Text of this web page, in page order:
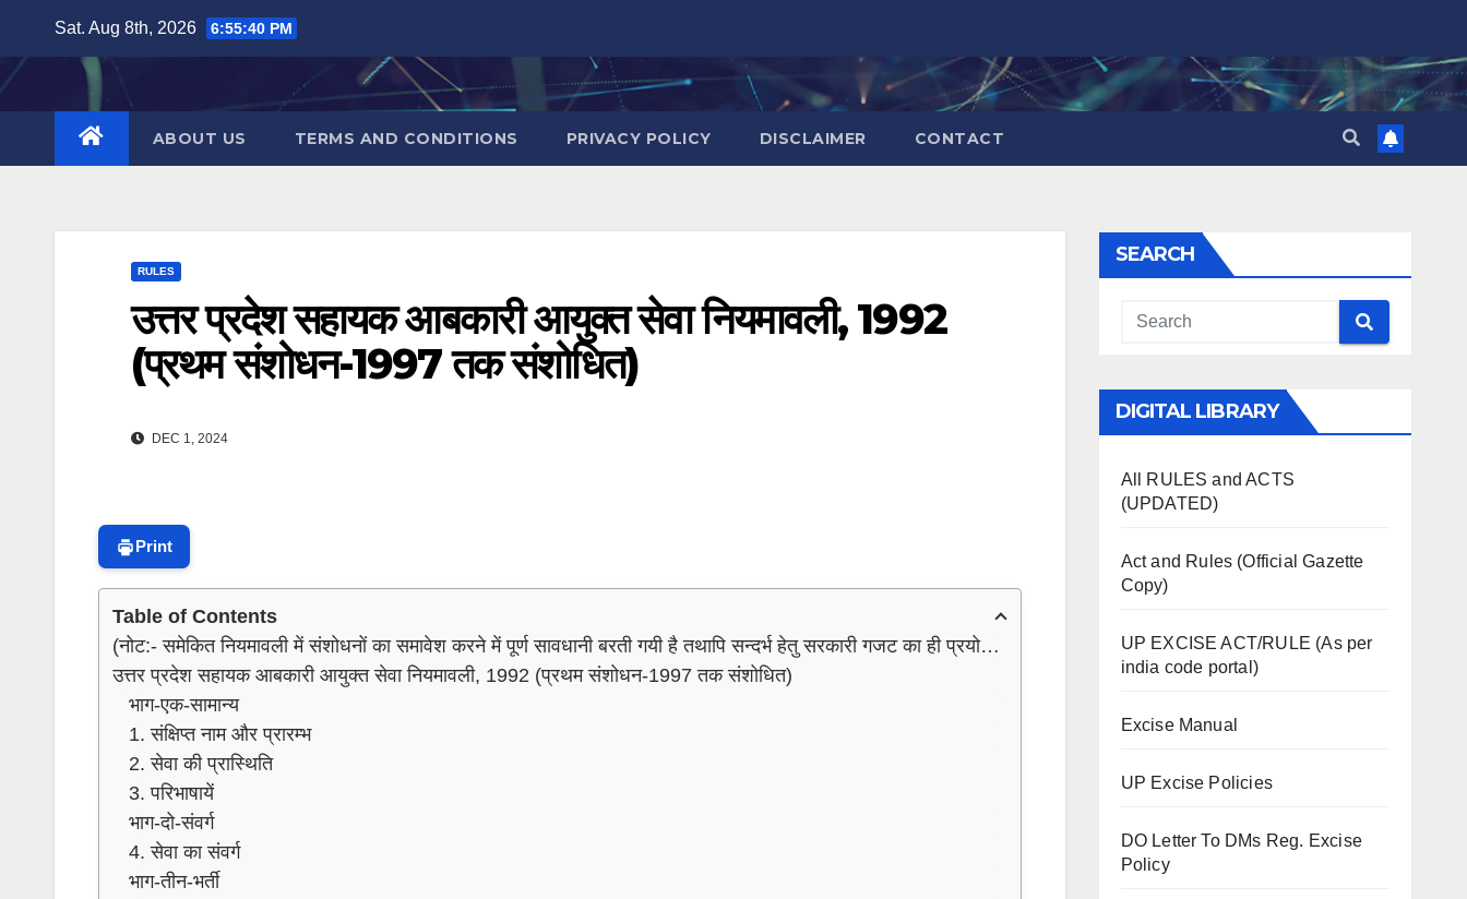
content
Sat. Aug 8th, 2026 6:55:41 PM
ABOUT US TERMS AND CONDITIONS PRIVACY POLICY DISCLAIMER CONTACT
RULES
उत्तर प्रदेश सहायक आबकारी आयुक्त सेवा नियमावली, 1992
(प्रथम संशोधन-1997 तक संशोधित)
DEC 1, 2024
Print
Table of Contents
(नोट:- समेकित नियमावली में संशोधनों का समावेश करने में पूर्ण सावधानी बरती गयी है तथापि सन्दर्भ हेतु सरकारी गजट का ही प्रयोग किया जाये)
उत्तर प्रदेश सहायक आबकारी आयुक्त सेवा नियमावली, 1992 (प्रथम संशोधन-1997 तक संशोधित)
भाग-एक-सामान्य
1. संक्षिप्त नाम और प्रारम्भ
2. सेवा की प्रास्थिति
3. परिभाषायें
भाग-दो-संवर्ग
4. सेवा का संवर्ग
भाग-तीन-भर्ती
SEARCH
DIGITAL LIBRARY
All RULES and ACTS
(UPDATED)
Act and Rules (Official Gazette
Copy)
UP EXCISE ACT/RULE (As per
india code portal)
Excise Manual
UP Excise Policies
DO Letter To DMs Reg. Excise
Policy